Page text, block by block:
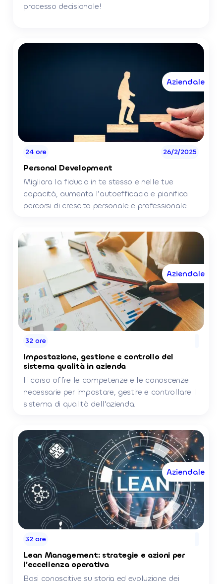
processo decisionale!
24 ore 26/2/2025
Personal Development
Migliora la fiducia in te stesso e nelle tue
capacità, aumenta l’autoefficacia e pianifica
percorsi di crescita personale e professionale.
Aziendale
32 ore
Impostazione, gestione e controllo del
sistema qualità in azienda
Il corso offre le competenze e le conoscenze
necessarie per impostare, gestire e controllare il
sistema di qualità dell'azienda.
Aziendale
32 ore
Lean Management: strategie e azioni per
l’eccellenza operativa
Basi conoscitive su storia ed evoluzione dei
Aziendale